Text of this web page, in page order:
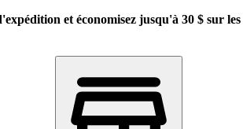
et économisez jusqu'à 30 $ sur